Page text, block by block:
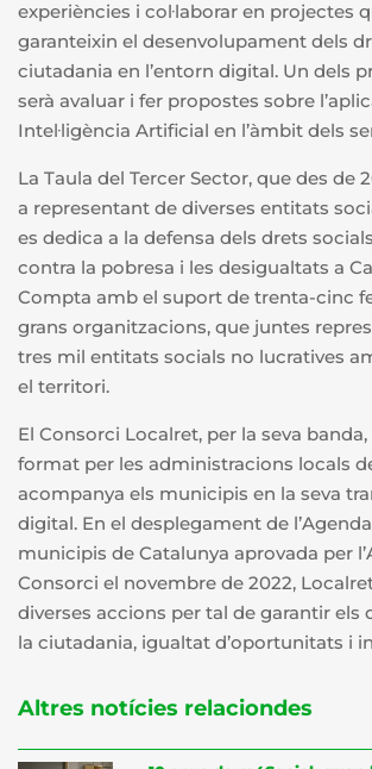
experiències i col·laborar en projectes
garanteixin el desenvolupament dels
ciutadania en l’entorn digital. Un dels
serà avaluar i fer propostes sobre
Intel·ligència Artificial en l’àmbit dels
La Taula del Tercer Sector, que des de
a representant de diverses entitats
es dedica a la defensa dels drets
contra la pobresa i les desigualtats a
Compta amb el suport de trenta-cinc
grans organitzacions, que juntes
tres mil entitats socials no lucratives
el territori.
El Consorci Localret, per la seva
format per les administracions locals
acompanya els municipis en la seva
digital. En el desplegament de
municipis de Catalunya aprovada per
Consorci el novembre de 2022,
diverses accions per tal de garantir els
la ciutadania, igualtat d’oportunitats i
Altres notícies relaciondes